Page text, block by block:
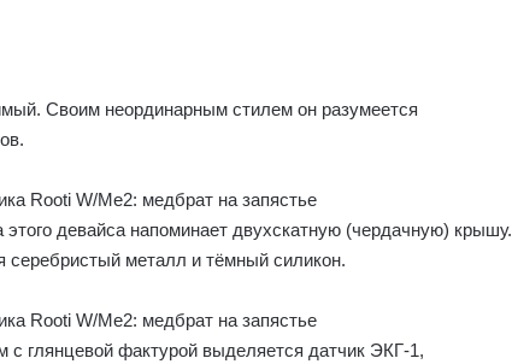
Своим неординарным стилем он разумеется
девайса напоминает двухскатную (чердачную) крышу.
серебристый металл и тёмный силикон.
с глянцевой фактурой выделяется датчик ЭКГ-1,